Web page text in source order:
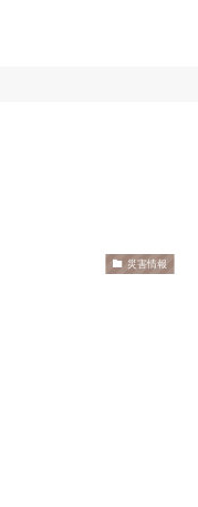
災害情報